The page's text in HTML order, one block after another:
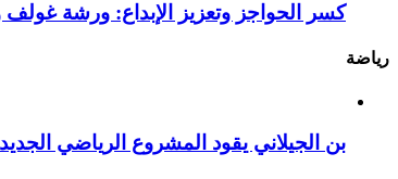
كسر الحواجز وتعزيز الإبداع: ورشة
رياضة
بن الجيلاني يقود المشروع الرياضي